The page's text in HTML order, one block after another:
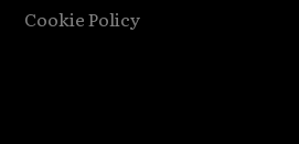
Cookie Policy